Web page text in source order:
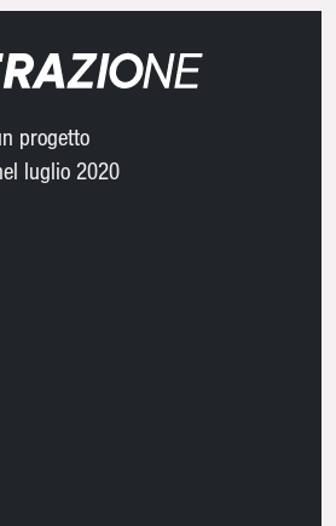
progetto
luglio 2020